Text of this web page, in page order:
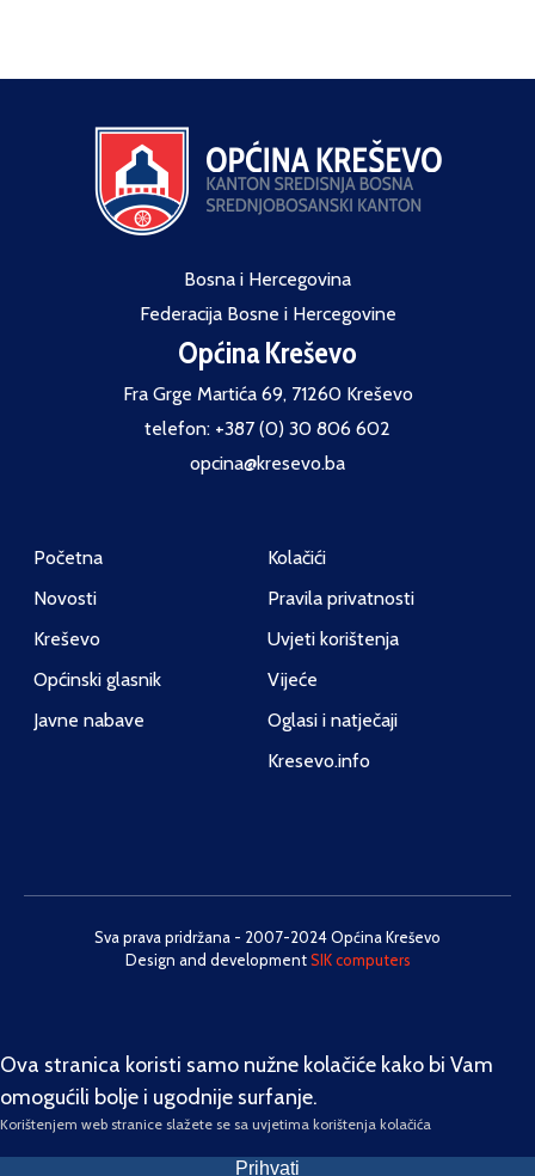
Bosna i Hercegovina
Federacija Bosne i Hercegovine
Općina Kreševo
Fra Grge Martića 69, 71260 Kreševo
telefon: +387 (0) 30 806 602
opcina@kresevo.ba
Početna
Novosti
Kreševo
Općinski glasnik
Javne nabave
Kolačići
Pravila privatnosti
Uvjeti korištenja
Vijeće
Oglasi i natječaji
Kresevo.info
Sva prava pridržana - 2007-2024 Općina Kreševo
Design and developmentSIK computers
Ova stranica koristi samo nužne kolačiće kako bi Vam
omogućili bolje i ugodnije surfanje.
Korištenjem web stranice slažete se sa uvjetima korištenja kolačića
Prihvati